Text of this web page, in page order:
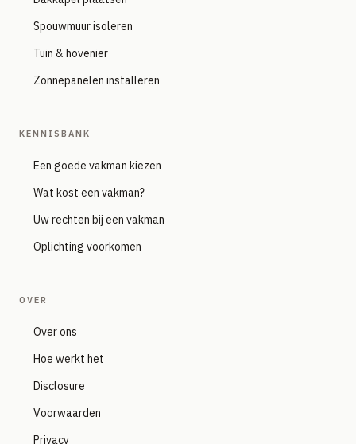
Spouwmuur isoleren
Tuin & hovenier
Zonnepanelen installeren
KENNISBANK
Een goede vakman kiezen
Wat kost een vakman?
Uw rechten bij een vakman
Oplichting voorkomen
OVER
Over ons
Hoe werkt het
Disclosure
Voorwaarden
Privacy